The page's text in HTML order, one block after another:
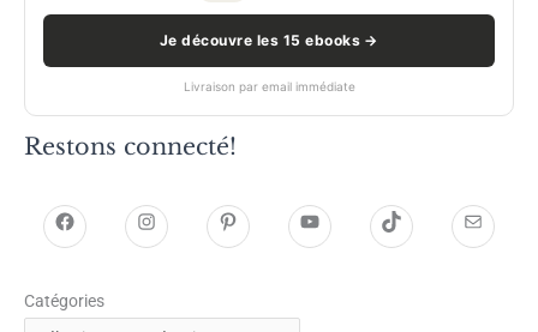
Je découvre les 15 ebooks →
Livraison par email immédiate
Restons connecté!
h
t
h
P
Y
T
E
Catégories